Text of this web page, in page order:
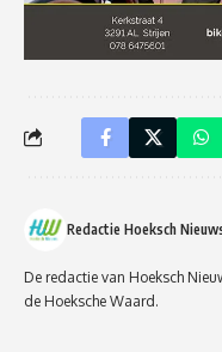
Redactie Hoeksch
De redactie van Hoeksch
de Hoeksche Waard.